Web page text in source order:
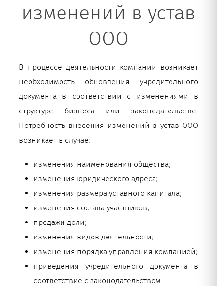
изменений в устав
ООО
В процессе деятельности компании возникает
необходимость обновления учредительного
документа в соответствии с изменениями в
структуре бизнеса или законодательстве.
Потребность внесения изменений в устав ООО
возникает в случае:
изменения наименования общества;
изменения юридического адреса;
изменения размера уставного капитала;
изменения состава участников;
продажи доли;
изменения видов деятельности;
изменения порядка управления компанией;
приведения учредительного документа в
соответствие с законодательством.